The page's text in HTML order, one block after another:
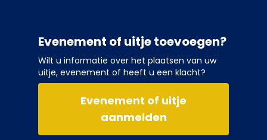
Evenement of uitje toevoegen?
Wilt u informatie over het plaatsen van uw
uitje, evenement of heeft u een klacht?
Evenement of uitje
aanmelden